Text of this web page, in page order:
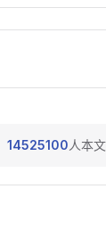
14525100人本